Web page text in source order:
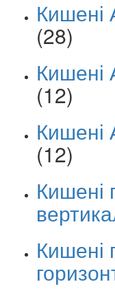
Кишені
(28)
Кишені
(12)
Кишені
(12)
Кишені
Кишені